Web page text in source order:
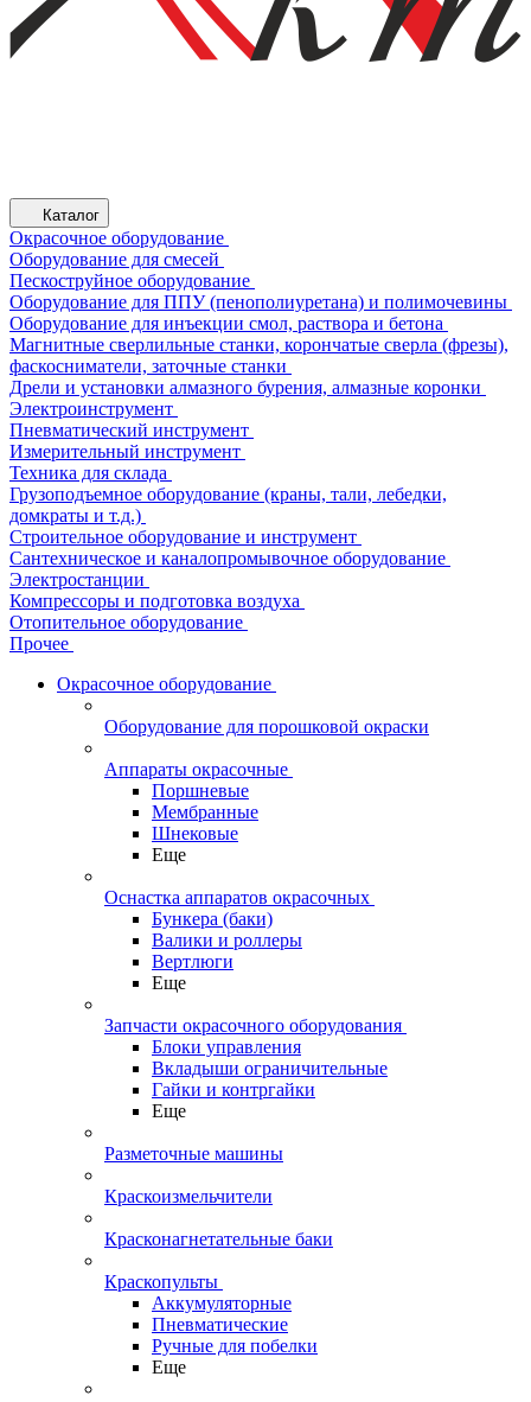
Каталог
Окрасочное оборудование
Оборудование для смесей
Пескоструйное оборудование
Оборудование для ППУ (пенополиуретана) и полимочевины
Оборудование для инъекции смол, раствора и бетона
Магнитные сверлильные станки, корончатые сверла (фрезы),
фаскосниматели, заточные станки
Дрели и установки алмазного бурения, алмазные коронки
Электроинструмент
Пневматический инструмент
Измерительный инструмент
Техника для склада
Грузоподъемное оборудование (краны, тали, лебедки,
домкраты и т.д.)
Строительное оборудование и инструмент
Сантехническое и каналопромывочное оборудование
Электростанции
Компрессоры и подготовка воздуха
Отопительное оборудование
Прочее
Окрасочное оборудование
Оборудование для порошковой окраски
Аппараты окрасочные
Поршневые
Мембранные
Шнековые
Еще
Оснастка аппаратов окрасочных
Бункера (баки)
Валики и роллеры
Вертлюги
Еще
Запчасти окрасочного оборудования
Блоки управления
Вкладыши ограничительные
Гайки и контргайки
Еще
Разметочные машины
Краскоизмельчители
Красконагнетательные баки
Краскопульты
Аккумуляторные
Пневматические
Ручные для побелки
Еще